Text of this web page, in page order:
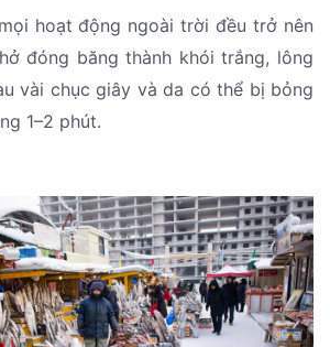
hoạt động ngoài trời đều trở nên
đóng băng thành khói trắng, lông
vài chục giây và da có thể bị bỏng
1–2 phút.